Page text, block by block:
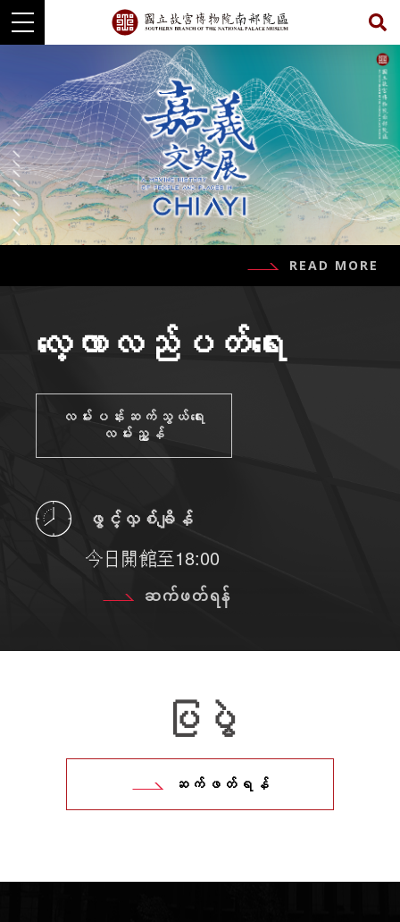
အဓိက
READ MORE
လေ့လာလည်ပတ်ရေး
လမ်းပန်းဆက်သွယ်ရေး
လမ်းညွှန်
ဖွင့်လှစ်ချိန်
今日開館至18:00
ဆက်ဖတ်ရန်
ပြပွဲ
ဆက်ဖတ်ရန်